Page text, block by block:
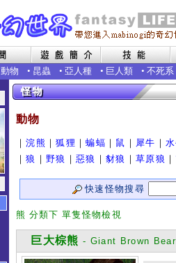
動物 • 昆蟲 • 亞人種 • 巨人類 • 不死系
動物
｜浣熊 ｜狐狸 ｜蝙蝠 ｜ 鼠 ｜ 犀牛 ｜
｜狼 ｜野狼 ｜惡狼 ｜豺狼 ｜草原狼 ｜
快速怪物搜尋
熊 分類下 單隻怪物檢視
巨大棕熊 - Giant Brown Bear